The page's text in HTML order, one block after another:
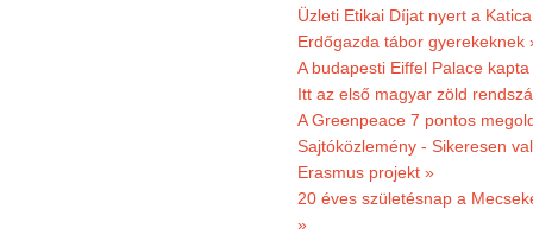
Üzleti Etikai Díjat nyert a
Erdőgazda tábor gyerekeknek
A budapesti Eiffel Palace
Itt az első magyar zöld
A Greenpeace 7 pontos
Sajtóközlemény - Sikeresen
Erasmus projekt »
20 éves születésnap a
»